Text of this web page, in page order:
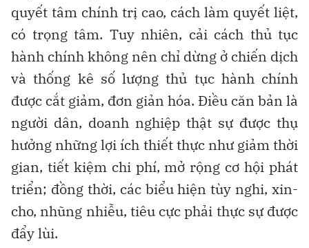
quyết tâm chính trị cao, cách làm quyết liệt,
có trọng tâm. Tuy nhiên, cải cách thủ tục
hành chính không nên chỉ dừng ở chiến dịch
và thống kê số lượng thủ tục hành chính
được cắt giảm, đơn giản hóa. Điều căn bản là
người dân, doanh nghiệp thật sự được thụ
hưởng những lợi ích thiết thực như giảm thời
gian, tiết kiệm chi phí, mở rộng cơ hội phát
triển; đồng thời, các biểu hiện tùy nghi, xin-
cho, nhũng nhiễu, tiêu cực phải thực sự được
đẩy lùi.